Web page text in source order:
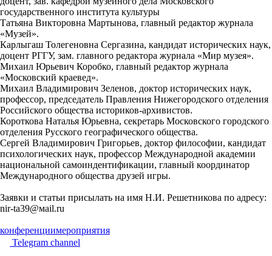
государственного института культуры
Татьяна Викторовна Мартынова, главный редактор журнала
«Музей».
Карлыгаш Толегеновна Сергазина, кандидат исторических наук,
доцент РГГУ, зам. главного редактора журнала «Мир музея».
Михаил Юрьевич Коробко, главный редактор журнала
«Московский краевед».
Михаил Владимирович Зеленов, доктор исторических наук,
профессор, председатель Правления Нижегородского отделения
Российского общества историков-архивистов.
Короткова Наталья Юрьевна, секретарь Московского городского
отделения Русского географического общества.
Сергей Владимирович Григорьев, доктор философии, кандидат
психологических наук, профессор Международной академии
национальной самоиндентификации, главный координатор
Международного общества друзей игры.
Заявки и статьи присылать на имя Н.И. Решетникова по адресу:
nir-ta39@мail.ru
конференциимероприятия
Telegram channel